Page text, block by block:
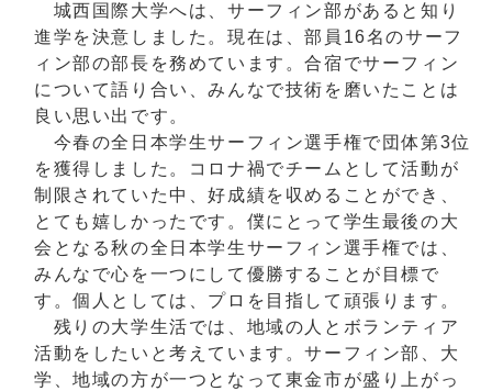
城西国際大学へは、サーフィン部があると知り
進学を決意しました。現在は、部員16名のサーフ
ィン部の部長を務めています。合宿でサーフィン
について語り合い、みんなで技術を磨いたことは
良い思い出です。
今春の全日本学生サーフィン選手権で団体第3位
を獲得しました。コロナ禍でチームとして活動が
制限されていた中、好成績を収めることができ、
とても嬉しかったです。僕にとって学生最後の大
会となる秋の全日本学生サーフィン選手権では、
みんなで心を一つにして優勝することが目標で
す。個人としては、プロを目指して頑張ります。
残りの大学生活では、地域の人とボランティア
活動をしたいと考えています。サーフィン部、大
学、地域の方が一つとなって東金市が盛り上がっ